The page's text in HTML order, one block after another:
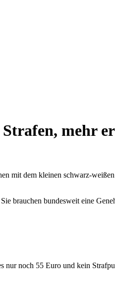
mehr
mit dem kleinen schwarz-
brauchen bundesweit eine
nur noch 55 Euro und kein